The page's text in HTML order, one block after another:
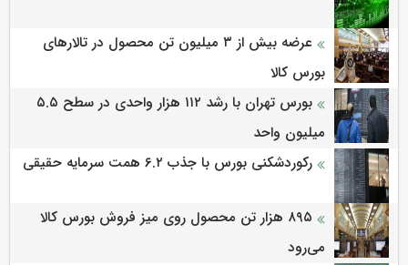
عرضه بیش از ۳ میلیون تن محصول در تالارهای
بورس کالا
بورس تهران با رشد ۱۱۲ هزار واحدی در سطح ۵.۵
میلیون واحد
رکوردشکنی بورس با جذب ۶.۲ همت سرمایه حقیقی
۸۹۵ هزار تن محصول روی میز فروش بورس کالا
می‌‌رود